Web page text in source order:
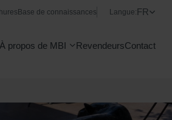
Base de connaissances Langue:FR
À propos de MBI RevendeursContact